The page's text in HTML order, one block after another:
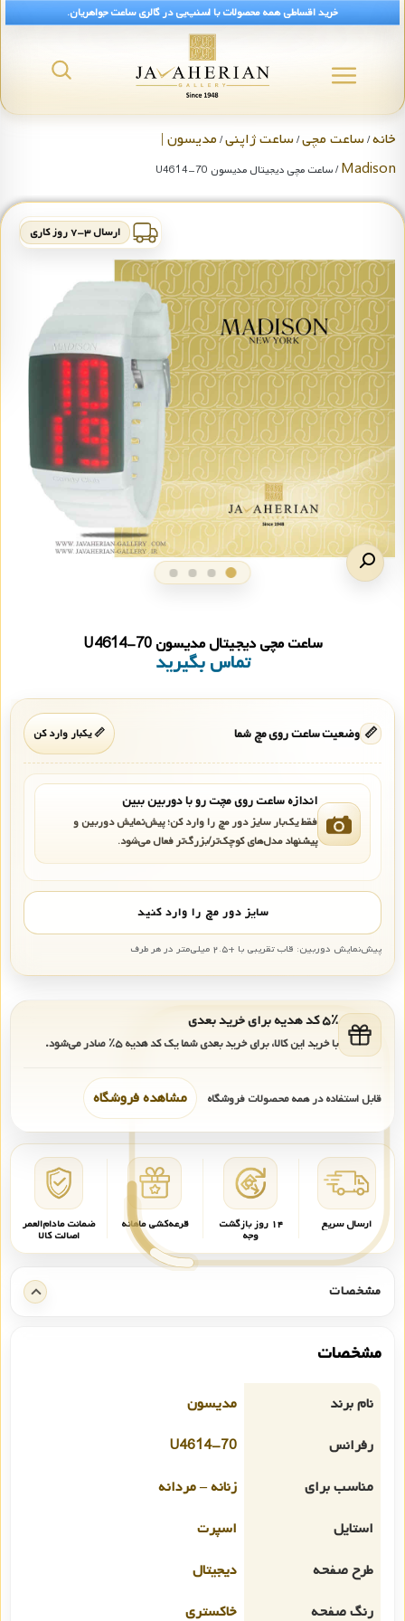
خرید اقساطی همه محصولات با اسنپ‌پی در گالری ساعت جواهریان.
خانه/ساعت مچی/ساعت ژاپنی/ مدیسون |
Madison/ ساعت مچی دیجیتال مدیسون U4614-70
ارسال ۳-۷ روز کاری
ساعت مچی دیجیتال مدیسون U4614-70
تماس بگیرید
📏 وضعیت ساعت روی مچ شما 📏 یکبار وارد کن
اندازه ساعت روی مچت رو با دوربین ببین
فقط یک‌بار سایز دور مچ را وارد کن؛ پیش‌نمایش دوربین و
پیشنهاد مدل‌های کوچک‌تر/بزرگ‌تر فعال می‌شود.
سایز دور مچ را وارد کنید
پیش‌نمایش دوربین: قاب تقریبی با +۲.۵ میلی‌متر در هر طرف
۵٪ کد هدیه برای خرید بعدی
با خرید این کالا، برای خرید بعدی شما یک کد هدیه۵٪ صادر می‌شود.
قابل استفاده در همه محصولات فروشگاه مشاهده فروشگاه
ارسال سریع ۱۴ روز بازگشت
وجه
قرعه‌کشی ماهانه ضمانت مادام‌العمر
اصالت کالا
مشخصات
مشخصات
نام برند
مدیسون
رفرانس
U4614-70
مناسب برای
زنانه – مردانه
استایل
اسپرت
طرح صفحه
دیجیتال
رنگ صفحه
خاکستری